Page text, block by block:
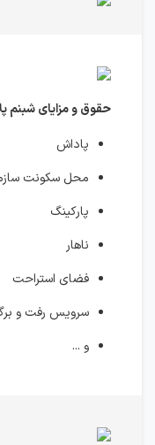
حقوق و مزایای شبنم
پاداش
محل سکونت
پارکینگ
ناهار
فضای استراحت
سرویس رفت و
و ...